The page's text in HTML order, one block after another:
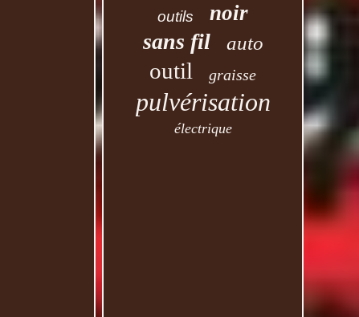
outils noir
sans fil auto
outil graisse
pulvérisation
électrique